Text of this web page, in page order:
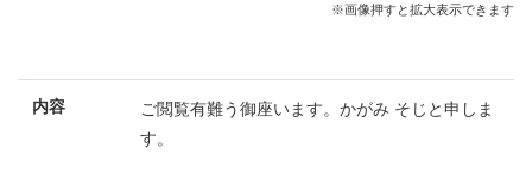
※画像押すと拡大表示できます
内容
ご閲覧有難う御座います。かがみ そじと申しま
す。